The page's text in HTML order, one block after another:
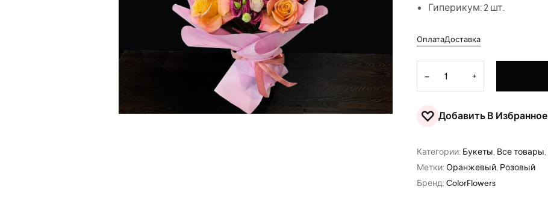
Гиперикум: 2 шт.
ОплатаДоставка
− +
♡ Добавить В Избранное
Категории: Букеты, Все товары,
Метки: Оранжевый, Розовый
Бренд: ColorFlowers